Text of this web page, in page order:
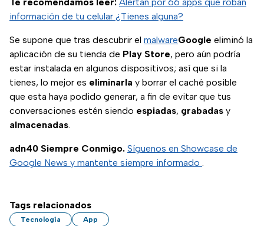
información de tu celular ¿Tienes alguna?
Se supone que tras descubrir el malwareGoogle eliminó la
aplicación de su tienda de Play Store, pero aún podría
estar instalada en algunos dispositivos; así que si la
tienes, lo mejor es eliminarla y borrar el caché posible
que esta haya podido generar, a fin de evitar que tus
conversaciones estén siendo espiadas, grabadas y
almacenadas.
adn40 Siempre Conmigo. Síguenos en Showcase de
Google News y mantente siempre informado .
Tags relacionados
Tecnología App